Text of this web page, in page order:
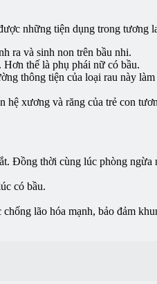
những tiện dụng trong tương
ra và sinh non trên bầu nhi.
thế là phụ phái nữ có bầu.
thông tiện của loại rau này
xương và răng của trẻ con
Đồng thời cùng lúc phòng
có bầu.
lão hóa mạnh, bảo đảm